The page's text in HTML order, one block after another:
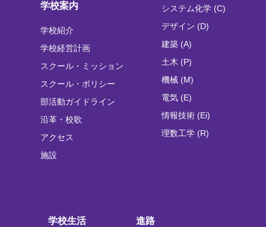
学校案内
学校紹介
学校経営計画
スクール・ミッション
スクール・ポリシー
部活動ガイドライン
沿革・校歌
アクセス
施設
システム化学 (C)
デザイン (D)
建築 (A)
土木 (P)
機械 (M)
電気 (E)
情報技術 (Ei)
理数工学 (R)
学校生活 進路